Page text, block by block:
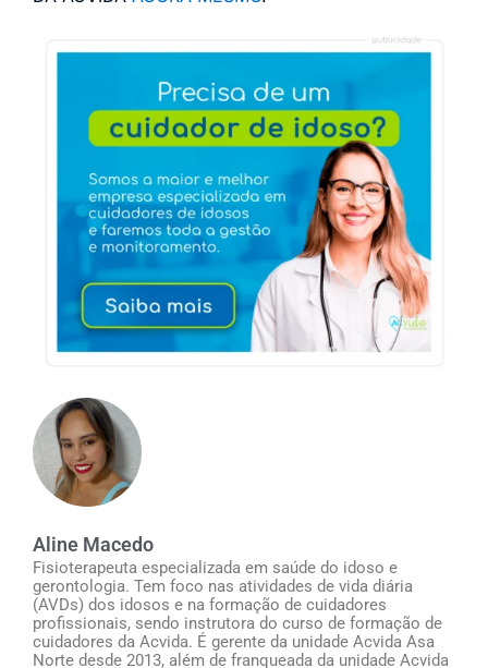
Aline Macedo
Fisioterapeuta especializada em saúde do idoso e
gerontologia. Tem foco nas atividades de vida diária
(AVDs) dos idosos e na formação de cuidadores
profissionais, sendo instrutora do curso de formação de
cuidadores da Acvida. É gerente da unidade Acvida Asa
Norte desde 2013, além de franqueada da unidade Acvida